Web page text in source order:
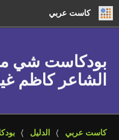
كاست عربي
بودكاست شي
الشاعر كاظم
كاست عربي الدليل